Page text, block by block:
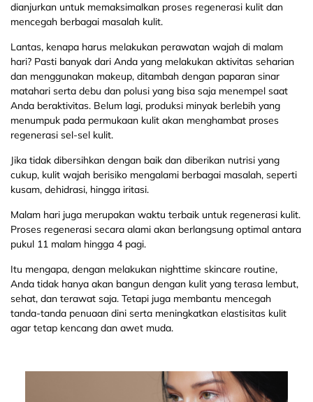
dianjurkan untuk memaksimalkan proses regenerasi kulit dan
mencegah berbagai masalah kulit.
Lantas, kenapa harus melakukan perawatan wajah di malam
hari? Pasti banyak dari Anda yang melakukan aktivitas seharian
dan menggunakan makeup, ditambah dengan paparan sinar
matahari serta debu dan polusi yang bisa saja menempel saat
Anda beraktivitas. Belum lagi, produksi minyak berlebih yang
menumpuk pada permukaan kulit akan menghambat proses
regenerasi sel-sel kulit.
Jika tidak dibersihkan dengan baik dan diberikan nutrisi yang
cukup, kulit wajah berisiko mengalami berbagai masalah, seperti
kusam, dehidrasi, hingga iritasi.
Malam hari juga merupakan waktu terbaik untuk regenerasi kulit.
Proses regenerasi secara alami akan berlangsung optimal antara
pukul 11 malam hingga 4 pagi.
Itu mengapa, dengan melakukan nighttime skincare routine,
Anda tidak hanya akan bangun dengan kulit yang terasa lembut,
sehat, dan terawat saja. Tetapi juga membantu mencegah
tanda-tanda penuaan dini serta meningkatkan elastisitas kulit
agar tetap kencang dan awet muda.